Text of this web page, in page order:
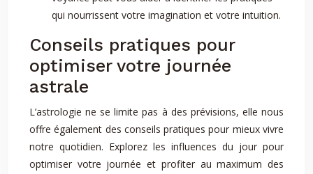
qui nourrissent votre imagination et votre intuition.
Conseils pratiques pour
optimiser votre journée
astrale
L’astrologie ne se limite pas à des prévisions, elle nous
offre également des conseils pratiques pour mieux vivre
notre quotidien. Explorez les influences du jour pour
optimiser votre journée et profiter au maximum des